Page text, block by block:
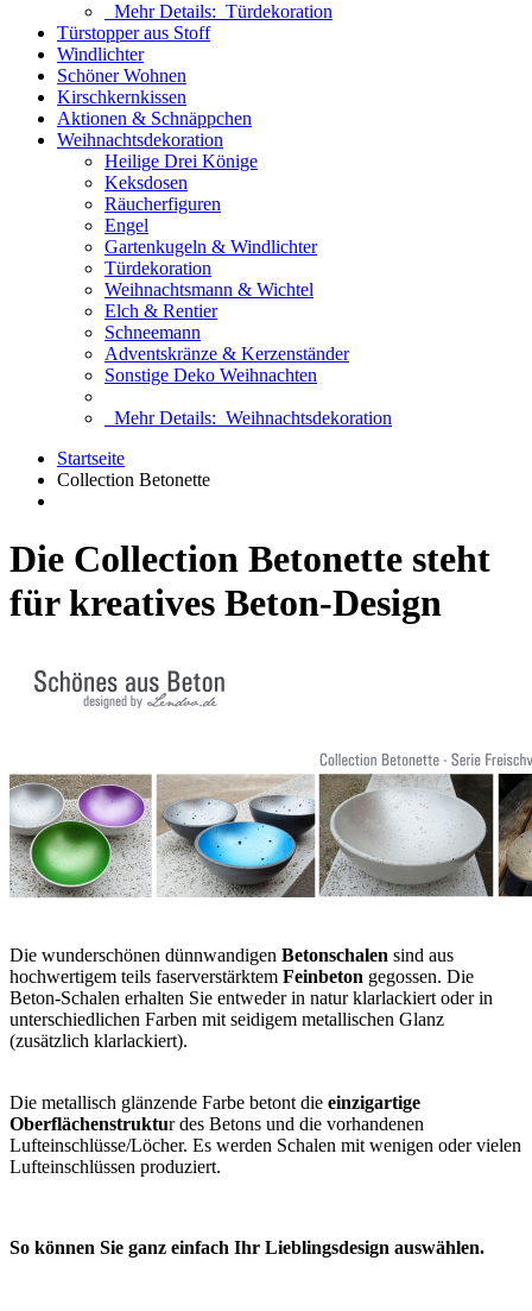
Mehr Details: Türdekoration
Türstopper aus Stoff
Windlichter
Schöner Wohnen
Kirschkernkissen
Aktionen & Schnäppchen
Weihnachtsdekoration
Heilige Drei Könige
Keksdosen
Räucherfiguren
Engel
Gartenkugeln & Windlichter
Türdekoration
Weihnachtsmann & Wichtel
Elch & Rentier
Schneemann
Adventskränze & Kerzenständer
Sonstige Deko Weihnachten
Mehr Details: Weihnachtsdekoration
Startseite
Collection Betonette
Die Collection Betonette steht
für kreatives Beton-Design
Die wunderschönen dünnwandigen Betonschalen sind aus
hochwertigem teils faserverstärktem Feinbeton gegossen. Die
Beton-Schalen erhalten Sie entweder in natur klarlackiert oder in
unterschiedlichen Farben mit seidigem metallischen Glanz
(zusätzlich klarlackiert).
Die metallisch glänzende Farbe betont die einzigartige
Oberflächenstruktur des Betons und die vorhandenen
Lufteinschlüsse/Löcher. Es werden Schalen mit wenigen oder vielen
Lufteinschlüssen produziert.
So können Sie ganz einfach Ihr Lieblingsdesign auswählen.